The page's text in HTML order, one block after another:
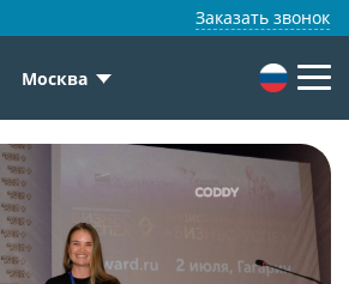
Заказать звонок
Москва